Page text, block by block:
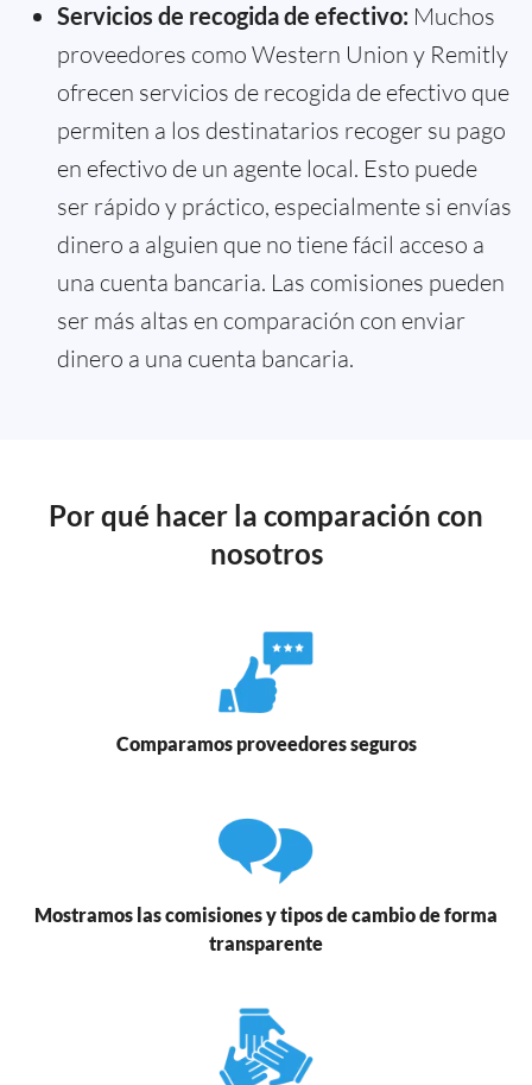
Servicios de recogida de efectivo: Muchos
proveedores como Western Union y Remitly
ofrecen servicios de recogida de efectivo que
permiten a los destinatarios recoger su pago
en efectivo de un agente local. Esto puede
ser rápido y práctico, especialmente si envías
dinero a alguien que no tiene fácil acceso a
una cuenta bancaria. Las comisiones pueden
ser más altas en comparación con enviar
dinero a una cuenta bancaria.
Por qué hacer la comparación con
nosotros
Comparamos proveedores seguros
Mostramos las comisiones y tipos de cambio de forma
transparente